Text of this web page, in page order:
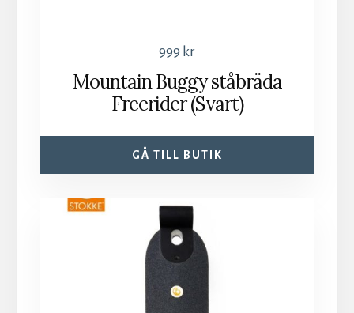
999 kr
Mountain Buggy ståbräda
Freerider (Svart)
GÅ TILL BUTIK